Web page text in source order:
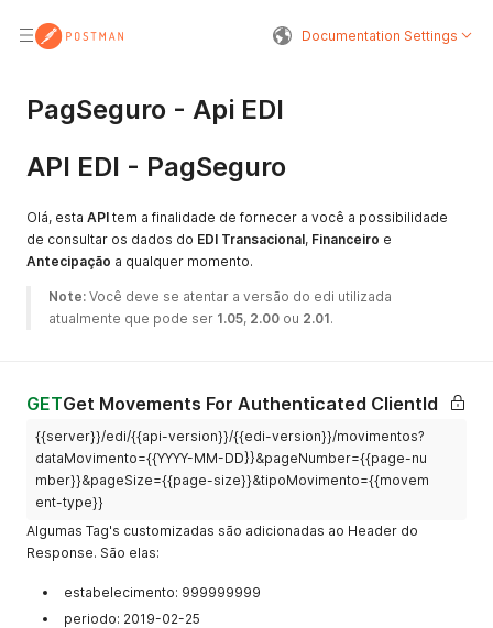
Documentation Settings
PagSeguro - Api EDI
API EDI - PagSeguro
Olá, esta API tem a finalidade de fornecer a você a possibilidade
de consultar os dados do EDI Transacional, Financeiro e
Antecipação a qualquer momento.
Note: Você deve se atentar a versão do edi utilizada
atualmente que pode ser 1.05, 2.00 ou 2.01.
GETGet Movements For Authenticated ClientId
{{server}}/edi/{{api-version}}/{{edi-version}}/movimentos?
dataMovimento={{YYYY-MM-DD}}&pageNumber={{page-nu
mber}}&pageSize={{page-size}}&tipoMovimento={{movem
ent-type}}
Algumas Tag's customizadas são adicionadas ao Header do
Response. São elas:
estabelecimento: 999999999
periodo: 2019-02-25